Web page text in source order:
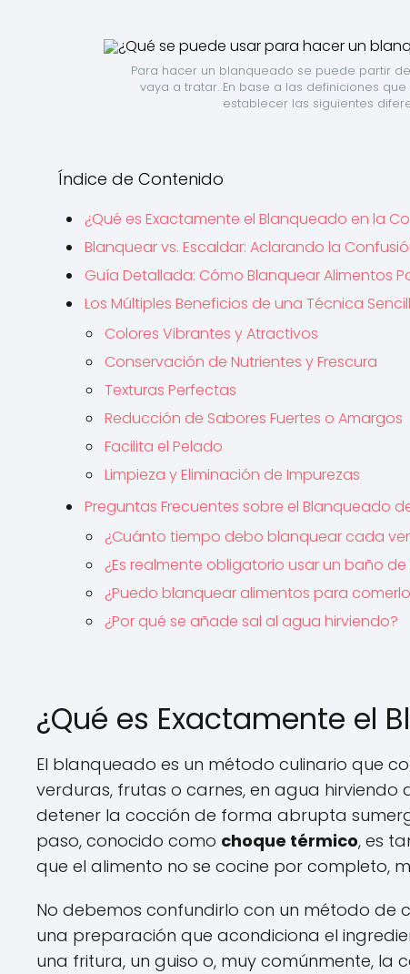
Para hacer un blanqueado se puede partir
vaya a tratar. En base a las definiciones
establecer las siguientes
Índice de Contenido
¿Qué es Exactamente el Blanqueado en la
Blanquear vs. Escaldar: Aclarando la
Guía Detallada: Cómo Blanquear Alimentos
Los Múltiples Beneficios de una Técnica
Colores Vibrantes y Atractivos
Conservación de Nutrientes y Frescura
Texturas Perfectas
Reducción de Sabores Fuertes o Amargos
Facilita el Pelado
Limpieza y Eliminación de Impurezas
Preguntas Frecuentes sobre el Blanqueado
¿Cuánto tiempo debo blanquear cada
¿Es realmente obligatorio usar un baño de
¿Puedo blanquear alimentos para
¿Por qué se añade sal al agua hirviendo?
¿Qué es Exactamente el
El blanqueado es un método culinario que
verduras, frutas o carnes, en agua
detener la cocción de forma abrupta
paso, conocido como choque térmico, es
que el alimento no se cocine por completo,
No debemos confundirlo con un método de
una preparación que acondiciona el
una fritura, un guiso o, muy comúnmente, la